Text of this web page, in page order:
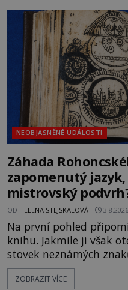
na legendě něco
souhru okolností? Když antropolog Michail
Gerasimov (1907-1970)
NEOBJASNĚNÉ UDÁLOSTI
Záhada
zapomenutý
mistrovský
OD HELENA STEJSKALOVÁ 3.8.2026
Na první pohled
knihu. Jakmile ji však
stovek neznámých
textu, který už téměř
pokusům o rozluštění.
ZOBRAZIT VÍCE